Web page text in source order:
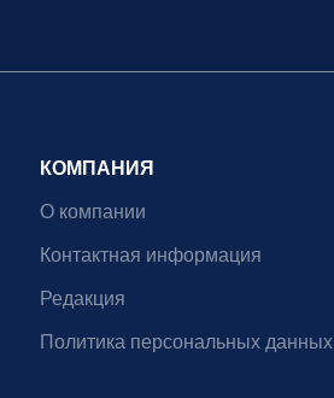
КОМПАНИЯ
О компании
Контактная информация
Редакция
Политика персональных данных